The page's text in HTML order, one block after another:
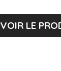
VOIR LE